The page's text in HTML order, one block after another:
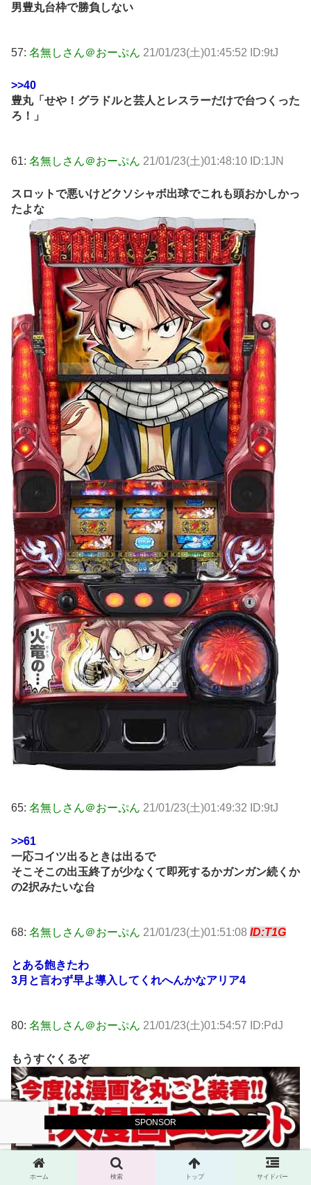
SPONSOR
男豊丸台枠で勝負しない
57: 名無しさん＠おーぷん 21/01/23(土)01:45:52 ID:9tJ
>>40
豊丸「せや！グラドルと芸人とレスラーだけで台つくった
ろ！」
61: 名無しさん＠おーぷん 21/01/23(土)01:48:10 ID:1JN
スロットで悪いけどクソシャボ出球でこれも頭おかしかっ
たよな
65: 名無しさん＠おーぷん 21/01/23(土)01:49:32 ID:9tJ
>>61
一応コイツ出るときは出るで
そこそこの出玉終了が少なくて即死するかガンガン続くか
の2択みたいな台
68: 名無しさん＠おーぷん 21/01/23(土)01:51:08 ID:T1G
とある飽きたわ
3月と言わず早よ導入してくれへんかなアリア4
80: 名無しさん＠おーぷん 21/01/23(土)01:54:57 ID:PdJ
もうすぐくるぞ
ホーム 検索 トップ サイドバー